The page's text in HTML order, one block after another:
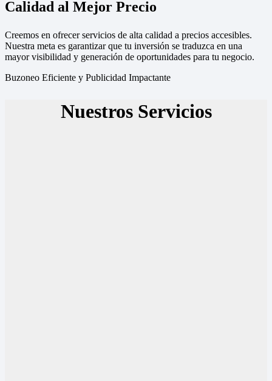
Calidad al Mejor Precio
Creemos en ofrecer servicios de alta calidad a precios accesibles.
Nuestra meta es garantizar que tu inversión se traduzca en una
mayor visibilidad y generación de oportunidades para tu negocio.
Buzoneo Eficiente y Publicidad Impactante
Nuestros Servicios